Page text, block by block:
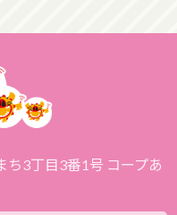
ち3丁目3番1号 コープあ